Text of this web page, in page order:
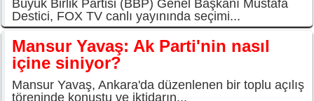
Büyük Birlik Partisi (BBP) Genel Başkanı Mustafa
Destici, FOX TV canlı yayınında seçimi...
Mansur Yavaş: Ak Parti'nin nasıl
içine siniyor?
Mansur Yavaş, Ankara'da düzenlenen bir toplu açılış
töreninde konuştu ve iktidarın...